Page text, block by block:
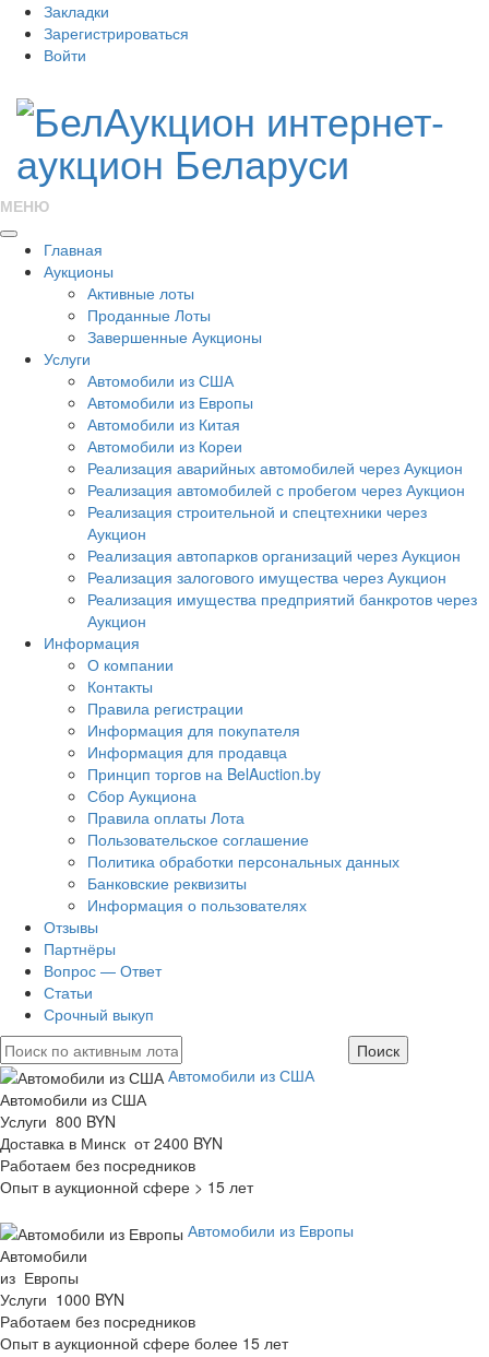
Закладки
Зарегистрироваться
Войти
МЕНЮ
Главная
Аукционы
Активные лоты
Проданные Лоты
Завершенные Аукционы
Услуги
Автомобили из США
Автомобили из Европы
Автомобили из Китая
Автомобили из Кореи
Реализация аварийных автомобилей через Аукцион
Реализация автомобилей с пробегом через Аукцион
Реализация строительной и спецтехники через
Аукцион
Реализация автопарков организаций через Аукцион
Реализация залогового имущества через Аукцион
Реализация имущества предприятий банкротов через
Аукцион
Информация
О компании
Контакты
Правила регистрации
Информация для покупателя
Информация для продавца
Принцип торгов на BelAuction.by
Сбор Аукциона
Правила оплаты Лота
Пользовательское соглашение
Политика обработки персональных данных
Банковские реквизиты
Информация о пользователях
Отзывы
Партнёры
Вопрос — Ответ
Статьи
Срочный выкуп
Автомобили из США
Автомобили из США
Услуги 800 BYN
Доставка в Минск от 2400 BYN
Работаем без посредников
Опыт в аукционной сфере > 15 лет
Автомобили из Европы
Автомобили
из Европы
Услуги 1000 BYN
Работаем без посредников
Опыт в аукционной сфере более 15 лет